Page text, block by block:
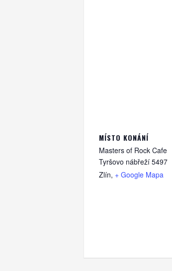
MÍSTO KONÁNÍ
Masters of Rock Cafe
Tyršovo nábřeží 5497
Zlín, + Google Mapa